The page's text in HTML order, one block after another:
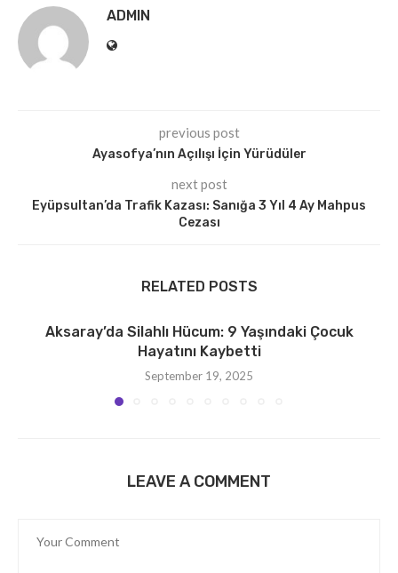
ADMIN
previous post
Ayasofya’nın Açılışı İçin Yürüdüler
next post
Eyüpsultan’da Trafik Kazası: Sanığa 3 Yıl 4 Ay Mahpus
Cezası
RELATED POSTS
Aksaray’da Silahlı Hücum: 9 Yaşındaki Çocuk
Hayatını Kaybetti
September 19, 2025
LEAVE A COMMENT